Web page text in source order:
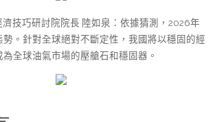
技巧研討院院長 陸如泉：依據猜測，2026年
。針對全球絕對不斷定性，我國將以穩固的經
全球油氣市場的壓艙石和穩固器。